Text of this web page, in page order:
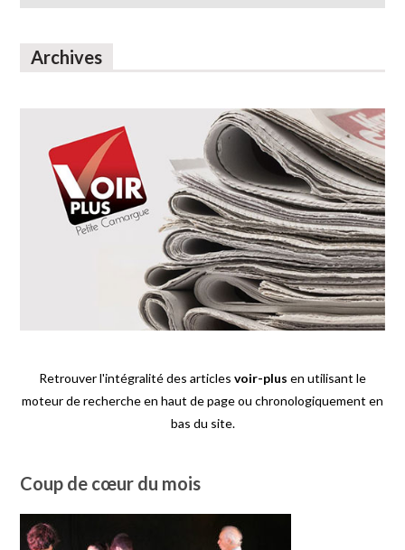
Archives
Retrouver l'intégralité des articles voir-plus en utilisant le
moteur de recherche en haut de page ou chronologiquement en
bas du site.
Coup de cœur du mois